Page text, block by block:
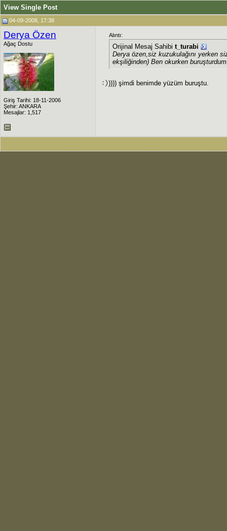
View Single Post
04-09-2008, 17:38
Derya Özen
Ağaç Dostu
Giriş Tarihi: 18-11-2006
Şehir: ANKARA
Mesajlar: 1,517
Alıntı:
Orijinal Mesaj Sahibi t_turabi
Derya özen,siz kuzukulağını yerken
ekşiliğinden) Ben okurken
)))) şimdi benimde yüzüm buruştu.